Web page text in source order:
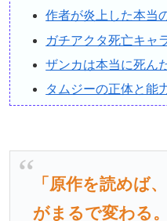
作者が炎上した本当
ガチアクタ死亡キャ
ザンカは本当に死ん
タムジーの正体と能
「原作を読めば
がまるで変わる。